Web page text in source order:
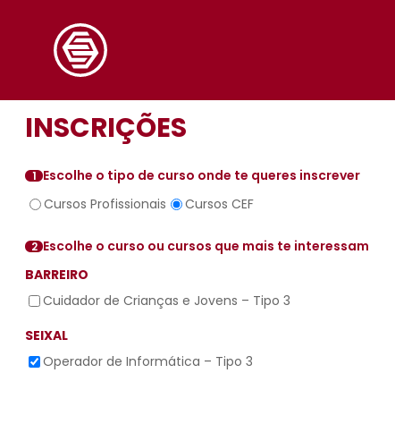
conteúdo
INSCRIÇÕES
1 Escolhe o tipo de curso onde te queres inscrever
Cursos Profissionais
Cursos CEF
2 Escolhe o curso ou cursos que mais te interessam
BARREIRO
Cuidador de Crianças e Jovens – Tipo 3
SEIXAL
Operador de Informática – Tipo 3